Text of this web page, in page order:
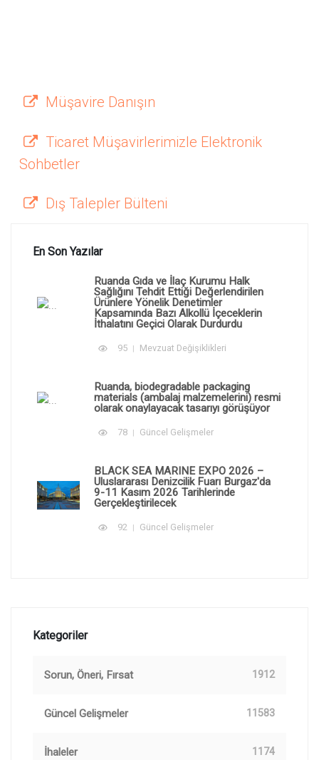
Müşavire Danışın
Ticaret Müşavirlerimizle Elektronik
Sohbetler
Dış Talepler Bülteni
En Son Yazılar
Ruanda Gıda ve İlaç Kurumu Halk
Sağlığını Tehdit Ettiği Değerlendirilen
Ürünlere Yönelik Denetimler
Kapsamında Bazı Alkollü İçeceklerin
İthalatını Geçici Olarak Durdurdu
95 Mevzuat Değişiklikleri
Ruanda, biodegradable packaging
materials (ambalaj malzemelerini) resmi
olarak onaylayacak tasarıyı görüşüyor
78 Güncel Gelişmeler
BLACK SEA MARINE EXPO 2026 –
Uluslararası Denizcilik Fuarı Burgaz'da
9-11 Kasım 2026 Tarihlerinde
Gerçekleştirilecek
92 Güncel Gelişmeler
Kategoriler
Sorun, Öneri, Fırsat 1912
Güncel Gelişmeler 11583
İhaleler 1174